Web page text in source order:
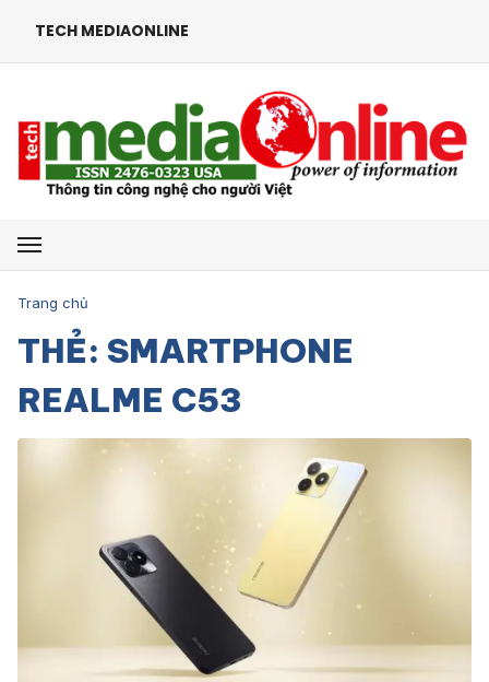
TECH MEDIAONLINE
Mở menu
Trang chủ
THẺ: SMARTPHONE
REALME C53